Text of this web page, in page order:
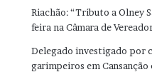
Riachão: “Tributo a Olney
feira na Câmara de
Delegado investigado por
garimpeiros em